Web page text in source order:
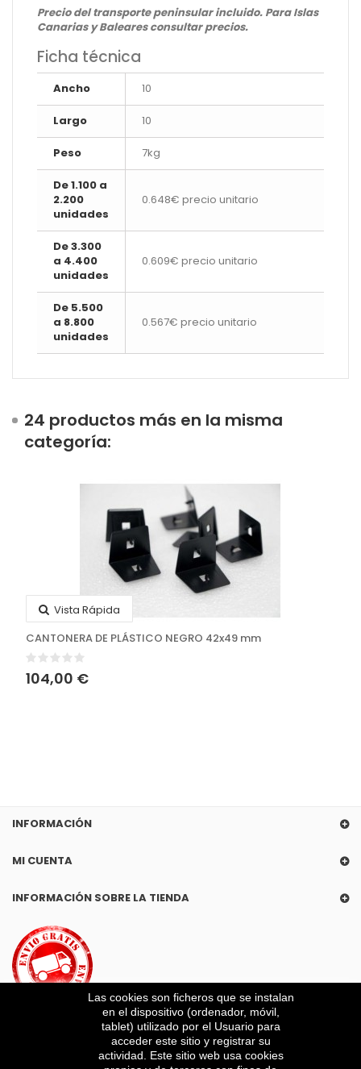
Precio del transporte peninsular incluido. Para Islas
Canarias y Baleares consultar precios.
Ficha técnica
Ancho 10
Largo 10
Peso 7kg
De 1.100 a
2.200
unidades
0.648€ precio unitario
De 3.300
a 4.400
unidades
0.609€ precio unitario
De 5.500
a 8.800
unidades
0.567€ precio unitario
24 productos más en la misma
categoría:
Vista Rápida
CANTONERA DE PLÁSTICO NEGRO 42x49 mm
104,00 €
INFORMACIÓN
MI CUENTA
INFORMACIÓN SOBRE LA TIENDA
Las cookies son ficheros que se instalan
en el dispositivo (ordenador, móvil,
tablet) utilizado por el Usuario para
acceder este sitio y registrar su
actividad. Este sitio web usa cookies